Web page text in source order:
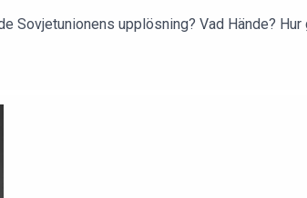
Sovjetunionens upplösning? Vad Hände?